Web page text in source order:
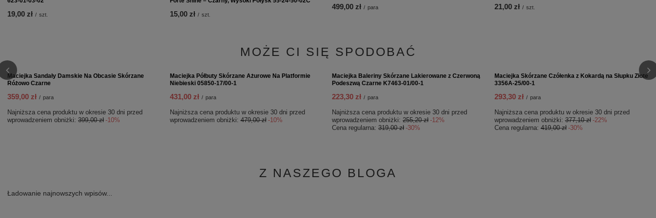
15,00 zł / szt.
WIĘCEJ DLA CIEBIE